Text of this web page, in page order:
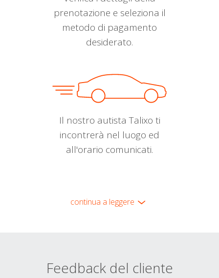
prenotazione e seleziona il
metodo di pagamento
desiderato.
Il nostro autista Talixo ti
incontrerà nel luogo ed
all'orario comunicati.
continua a leggere
Feedback del cliente